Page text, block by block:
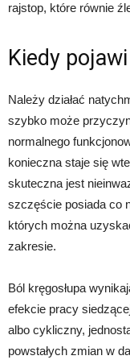
rajstop, które równie
Kiedy
Należy działać
szybko może
normalnego
konieczna staje się
skuteczna jest
szczęście posiada co
których można
zakresie.
Ból kręgosłupa
efekcie pracy
albo cykliczny,
powstałych zmian w